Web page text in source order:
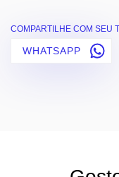
COMPARTILHE COM SEU
WHATSAPP